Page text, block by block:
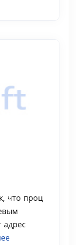
что проц
адрес